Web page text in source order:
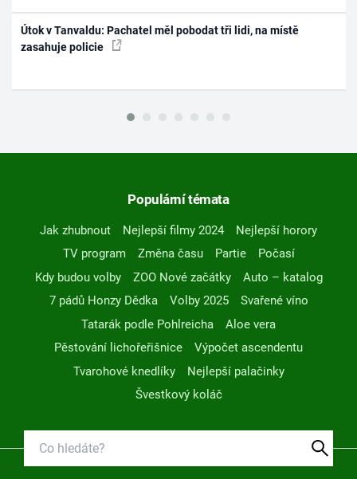
Útok v Tanvaldu: Pachatel měl pobodat tři lidi, na místě
zasahuje policie
Populární témata
Jak zhubnout Nejlepší filmy 2024
Nejlepší horory
TV program
Změna času Partie
Počasí
Kdy budou volby
ZOO Nové začátky
Auto – katalog
7 pádů Honzy Dědka
Volby 2025
Svařené víno
Tatarák podle Pohlreicha
Aloe vera
Pěstování lichořeřišnice
Výpočet ascendentu
Tvarohové knedlíky
Nejlepší palačinky
Švestkový koláč